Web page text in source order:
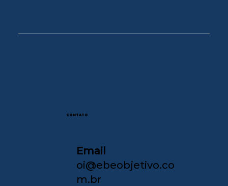
CONTATO
Email
oi@ebeobjetivo.co
m.br